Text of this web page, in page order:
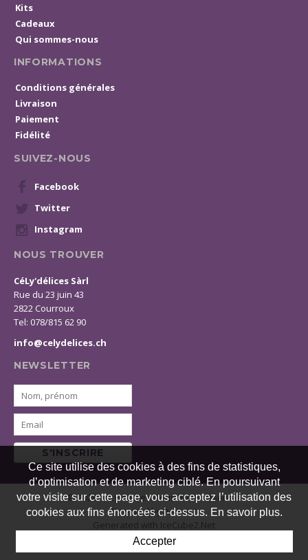
Kits
Cadeaux
Qui sommes-nous
INFORMATIONS
Conditions générales
Livraison
Paiement
Fidélité
SUIVEZ-NOUS
Facebook
Twitter
Instagram
NOUS TROUVER
CéLy'délices Sàrl
Rue du 23 juin 43
2822 Courroux
Tel: 078/815 62 90
info@celydelices.ch
NEWSLETTER
S'INSCRIRE
© 2026 CéLy'délices. Tous droits réservés
Powered by Artionet
Generated with IceCube2.Net
Ce site utilise des cookies à des fins de statistiques,
d’optimisation et de marketing ciblé. En poursuivant
votre visite sur cette page, vous acceptez l’utilisation des
cookies aux fins énoncées ci-dessus. En savoir plus.
Accepter